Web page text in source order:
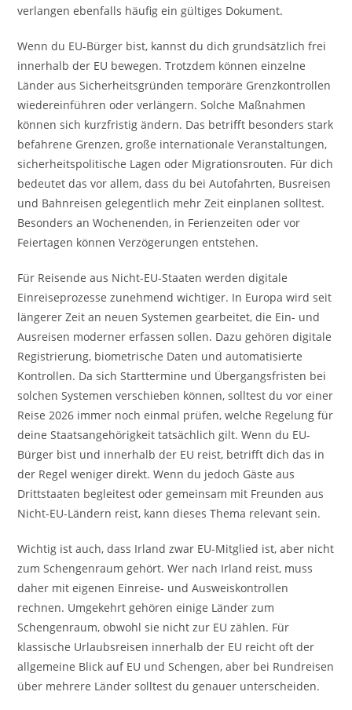
verlangen ebenfalls häufig ein gültiges Dokument.
Wenn du EU-Bürger bist, kannst du dich grundsätzlich frei
innerhalb der EU bewegen. Trotzdem können einzelne
Länder aus Sicherheitsgründen temporäre Grenzkontrollen
wiedereinführen oder verlängern. Solche Maßnahmen
können sich kurzfristig ändern. Das betrifft besonders stark
befahrene Grenzen, große internationale Veranstaltungen,
sicherheitspolitische Lagen oder Migrationsrouten. Für dich
bedeutet das vor allem, dass du bei Autofahrten, Busreisen
und Bahnreisen gelegentlich mehr Zeit einplanen solltest.
Besonders an Wochenenden, in Ferienzeiten oder vor
Feiertagen können Verzögerungen entstehen.
Für Reisende aus Nicht-EU-Staaten werden digitale
Einreiseprozesse zunehmend wichtiger. In Europa wird seit
längerer Zeit an neuen Systemen gearbeitet, die Ein- und
Ausreisen moderner erfassen sollen. Dazu gehören digitale
Registrierung, biometrische Daten und automatisierte
Kontrollen. Da sich Starttermine und Übergangsfristen bei
solchen Systemen verschieben können, solltest du vor einer
Reise 2026 immer noch einmal prüfen, welche Regelung für
deine Staatsangehörigkeit tatsächlich gilt. Wenn du EU-
Bürger bist und innerhalb der EU reist, betrifft dich das in
der Regel weniger direkt. Wenn du jedoch Gäste aus
Drittstaaten begleitest oder gemeinsam mit Freunden aus
Nicht-EU-Ländern reist, kann dieses Thema relevant sein.
Wichtig ist auch, dass Irland zwar EU-Mitglied ist, aber nicht
zum Schengenraum gehört. Wer nach Irland reist, muss
daher mit eigenen Einreise- und Ausweiskontrollen
rechnen. Umgekehrt gehören einige Länder zum
Schengenraum, obwohl sie nicht zur EU zählen. Für
klassische Urlaubsreisen innerhalb der EU reicht oft der
allgemeine Blick auf EU und Schengen, aber bei Rundreisen
über mehrere Länder solltest du genauer unterscheiden.